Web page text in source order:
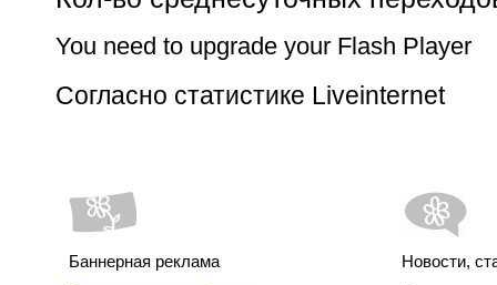
You need to upgrade your Flash Player
Согласно статистике Liveinternet
Баннерная реклама Новости,